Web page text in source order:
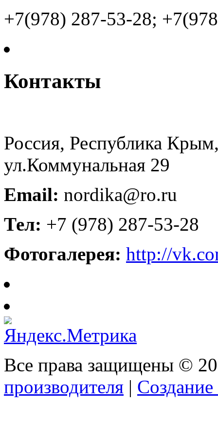
+7(978) 287-53-28;
Контакты
Россия, Республика
ул.Коммунальная 29
Email: nordika@ro.ru
Тел: +7 (978) 287-53-28
Фотогалерея: http://
Все права защищены ©
производителя |